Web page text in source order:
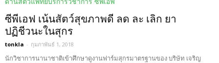
ซีพีเอฟ เน้นสัตว์สุขภาพดี ลด ละ เลิก ยา
ปฏิชีวนะในสุกร
tonkla - กุมภาพันธ์ 1, 2018
นักวิชาการนานาชาติเข้าศึกษาดูงานฟาร์มสุกรมาตรฐานของ บริษัท เจริญ